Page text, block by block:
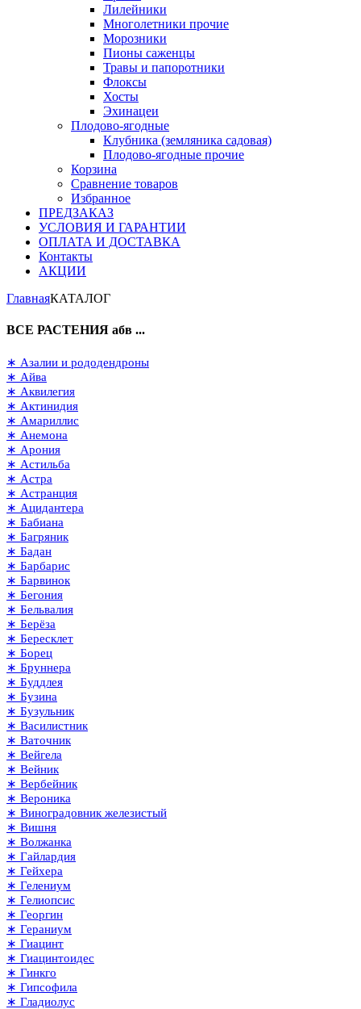
Лилейники
Многолетники прочие
Морозники
Пионы саженцы
Травы и папоротники
Флоксы
Хосты
Эхинацеи
Плодово-ягодные
Клубника (земляника садовая)
Плодово-ягодные прочие
Корзина
Сравнение товаров
Избранное
ПРЕДЗАКАЗ
УСЛОВИЯ И ГАРАНТИИ
ОПЛАТА И ДОСТАВКА
Контакты
АКЦИИ
ГлавнаяКАТАЛОГ
ВСЕ РАСТЕНИЯ абв ...
∗ Азалии и рододендроны
∗ Айва
∗ Аквилегия
∗ Актинидия
∗ Амариллис
∗ Анемона
∗ Арония
∗ Астильба
∗ Астра
∗ Астранция
∗ Ацидантера
∗ Бабиана
∗ Багряник
∗ Бадан
∗ Барбарис
∗ Барвинок
∗ Бегония
∗ Бельвалия
∗ Берёза
∗ Бересклет
∗ Борец
∗ Бруннера
∗ Буддлея
∗ Бузина
∗ Бузульник
∗ Василистник
∗ Ваточник
∗ Вейгела
∗ Вейник
∗ Вербейник
∗ Вероника
∗ Виноградовник железистый
∗ Вишня
∗ Волжанка
∗ Гайлардия
∗ Гейхера
∗ Гелениум
∗ Гелиопсис
∗ Георгин
∗ Гераниум
∗ Гиацинт
∗ Гиацинтоидес
∗ Гинкго
∗ Гипсофила
∗ Гладиолус